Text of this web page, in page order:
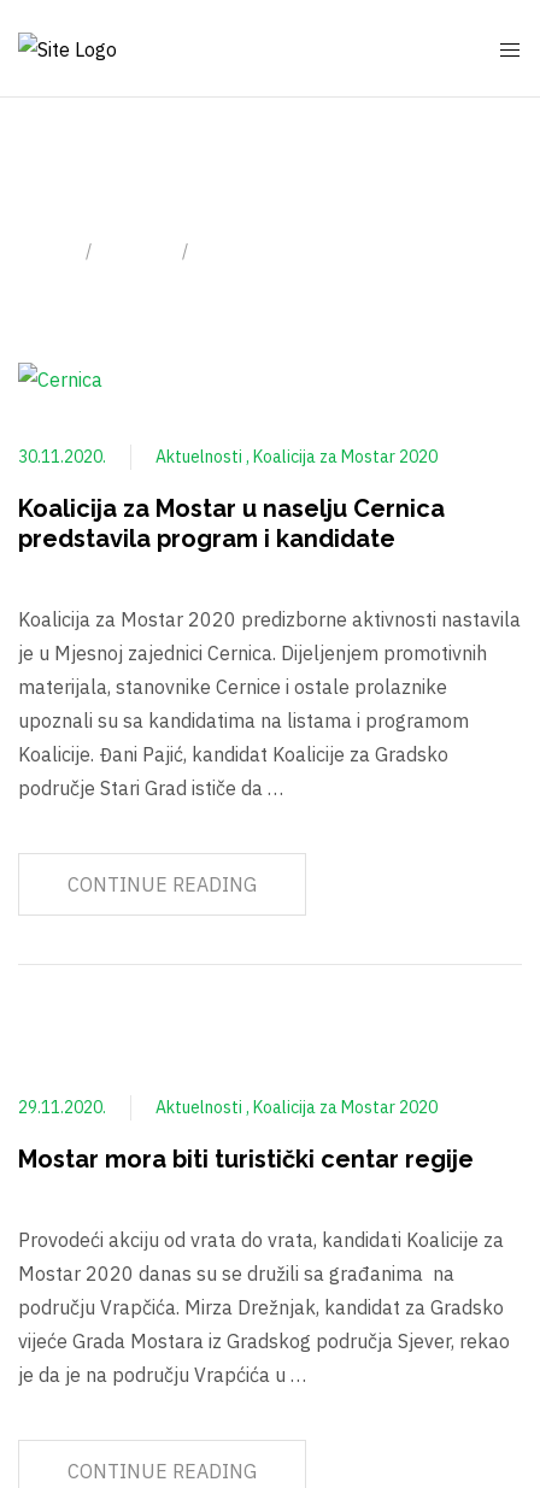
30.11.2020. Aktuelnosti Koalicija za Mostar 2020
Koalicija za Mostar u naselju Cernica
predstavila program i kandidate
Koalicija za Mostar 2020 predizborne aktivnosti nastavila
je u Mjesnoj zajednici Cernica. Dijeljenjem promotivnih
materijala, stanovnike Cernice i ostale prolaznike
upoznali su sa kandidatima na listama i programom
Koalicije. Đani Pajić, kandidat Koalicije za Gradsko
područje Stari Grad ističe da …
CONTINUE READING
29.11.2020. Aktuelnosti Koalicija za Mostar 2020
Mostar mora biti turistički centar regije
Provodeći akciju od vrata do vrata, kandidati Koalicije za
Mostar 2020 danas su se družili sa građanima na
području Vrapčića. Mirza Drežnjak, kandidat za Gradsko
vijeće Grada Mostara iz Gradskog područja Sjever, rekao
je da je na području Vrapćića u …
CONTINUE READING